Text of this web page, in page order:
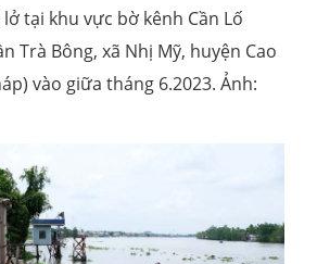
tại khu vực bờ kênh Cần Lố
Trà Bông, xã Nhị Mỹ, huyện Cao
vào giữa tháng 6.2023. Ảnh: